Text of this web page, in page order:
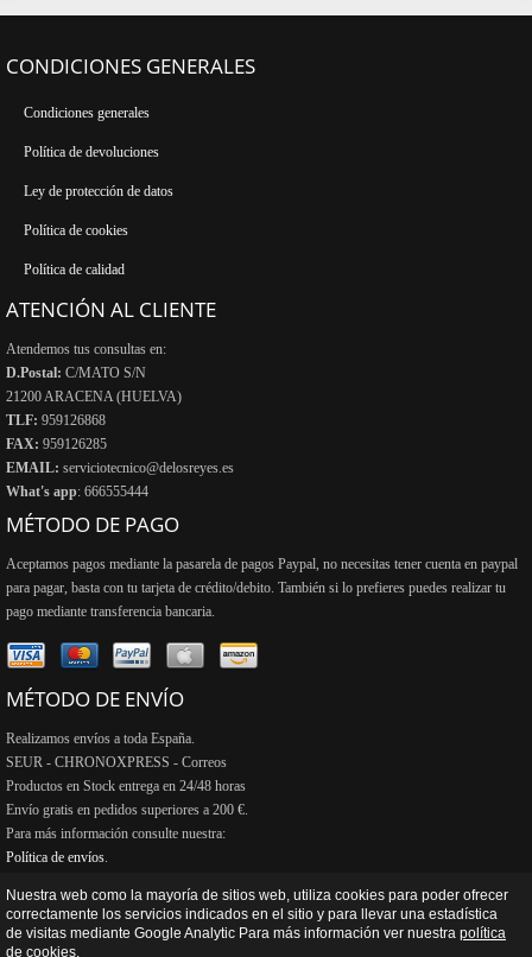
CONDICIONES GENERALES
Condiciones generales
Política de devoluciones
Ley de protección de datos
Política de cookies
Política de calidad
ATENCIÓN AL CLIENTE
Atendemos tus consultas en:
D.Postal: C/MATO S/N
21200 ARACENA (HUELVA)
TLF: 959126868
FAX: 959126285
EMAIL: serviciotecnico@delosreyes.es
What's app: 666555444
MÉTODO DE PAGO
Aceptamos pagos mediante la pasarela de pagos Paypal, no necesitas tener cuenta en paypal
para pagar, basta con tu tarjeta de crédito/debito. También si lo prefieres puedes realizar tu
pago mediante transferencia bancaria.
MÉTODO DE ENVÍO
Realizamos envíos a toda España.
SEUR - CHRONOXPRESS - Correos
Productos en Stock entrega en 24/48 horas
Envío gratis en pedidos superiores a 200 €.
Para más información consulte nuestra:
Política de envíos
Copyright © 2013 - 2026De Los Reyes Reparaciones y ventas S.L.| Desarrollo web y hosting
Nuestra web como la mayoría de sitios web, utiliza cookies para poder ofrecer
correctamente los servicios indicados en el sitio y para llevar una estadística
de visitas mediante Google Analytic Para más información ver nuestra política
de cookies.